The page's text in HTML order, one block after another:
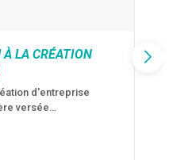
À LA CRÉATION
d'entreprise
versée…